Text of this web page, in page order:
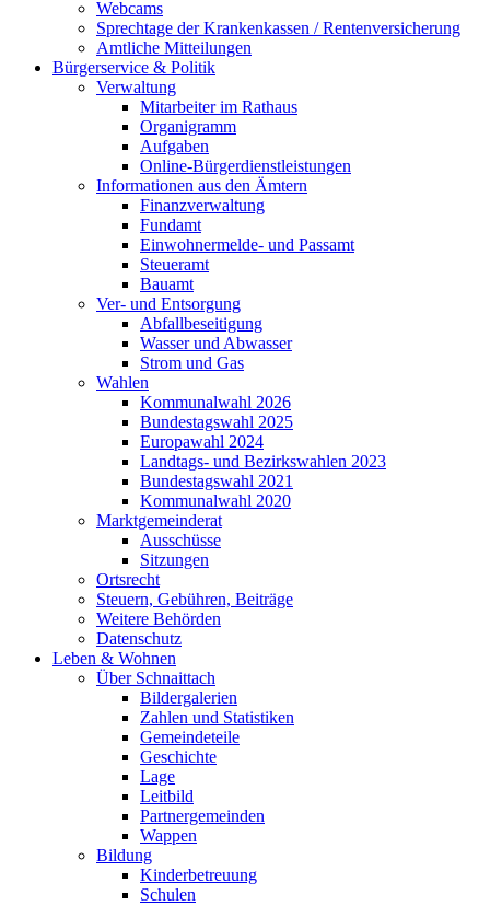
Webcams
Sprechtage der Krankenkassen / Rentenversicherung
Amtliche Mitteilungen
Bürgerservice & Politik
Verwaltung
Mitarbeiter im Rathaus
Organigramm
Aufgaben
Online-Bürgerdienstleistungen
Informationen aus den Ämtern
Finanzverwaltung
Fundamt
Einwohnermelde- und Passamt
Steueramt
Bauamt
Ver- und Entsorgung
Abfallbeseitigung
Wasser und Abwasser
Strom und Gas
Wahlen
Kommunalwahl 2026
Bundestagswahl 2025
Europawahl 2024
Landtags- und Bezirkswahlen 2023
Bundestagswahl 2021
Kommunalwahl 2020
Marktgemeinderat
Ausschüsse
Sitzungen
Ortsrecht
Steuern, Gebühren, Beiträge
Weitere Behörden
Datenschutz
Leben & Wohnen
Über Schnaittach
Bildergalerien
Zahlen und Statistiken
Gemeindeteile
Geschichte
Lage
Leitbild
Partnergemeinden
Wappen
Bildung
Kinderbetreuung
Schulen